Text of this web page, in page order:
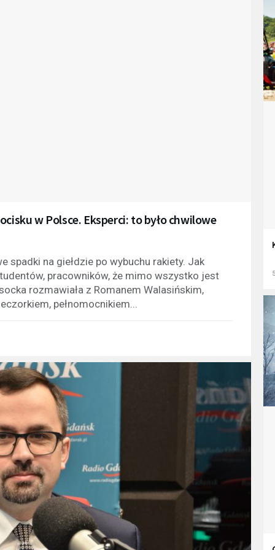
w Polsce. Eksperci: to było chwilowe
spadki na giełdzie po wybuchu rakiety. Jak
pracowników, że mimo wszystko jest
rozmawiała z Romanem Walasińskim,
pełnomocnikiem...